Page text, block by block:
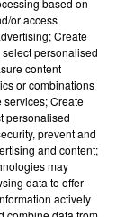
C'est
le cas en
sur Sèvre (
based on
or access
Create
personalised
content
or combinations
services; Create
personalised
prevent and
and content;
may
data to offer
actively